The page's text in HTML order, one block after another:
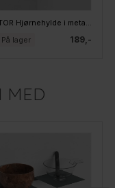
SECTOR Hjørnehylde i metal - Hvid - Small 17 cm
189,-
På lager
MED